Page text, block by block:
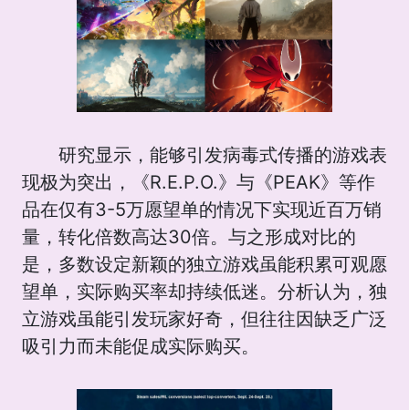
研究显示，能够引发病毒式传播的游戏表
现极为突出，《R.E.P.O.》与《PEAK》等作
品在仅有3-5万愿望单的情况下实现近百万销
量，转化倍数高达30倍。与之形成对比的
是，多数设定新颖的独立游戏虽能积累可观愿
望单，实际购买率却持续低迷。分析认为，独
立游戏虽能引发玩家好奇，但往往因缺乏广泛
吸引力而未能促成实际购买。